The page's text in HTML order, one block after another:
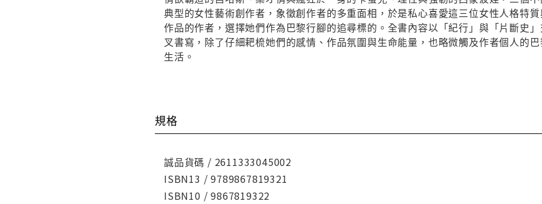
典型的女性藝術創作者，象徵創作者的多重面相，於是私心喜愛這三位女性人格特
作品的作者，選擇她們作為巴黎行腳的追尋標的。全書內容以「紀行」與「片斷史」
叉書寫，除了仔細耙梳她們的感情、作品氛圍與生命能量，也略微觸及作者個人的
生活。
規格
誠品貨碼 / 2611333045002
ISBN13 / 9789867819321
ISBN10 / 9867819322